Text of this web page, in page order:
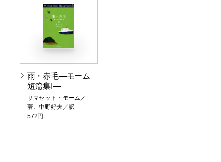
雨・赤毛―モーム
短篇集I―
サマセット・モーム／
著、中野好夫／訳
572円